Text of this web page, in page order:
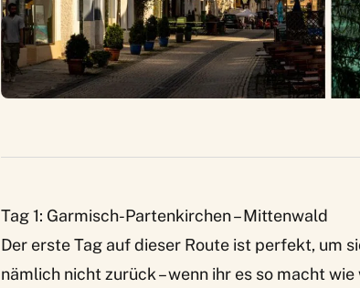
Tag 1: Garmisch-Partenkirchen – Mittenwald
Der erste Tag auf dieser Route ist perfekt, um
nämlich nicht zurück – wenn ihr es so macht